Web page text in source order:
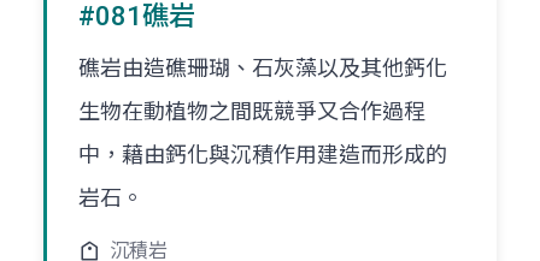
#081礁岩
礁岩由造礁珊瑚、石灰藻以及其他鈣化
生物在動植物之間既競爭又合作過程
中，藉由鈣化與沉積作用建造而形成的
岩石。
沉積岩